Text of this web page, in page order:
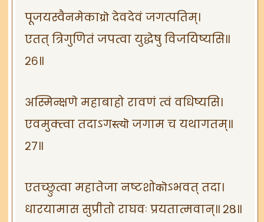
पूजयस्वैनमेकाग्रॊ देवदेवं जगत्पतिम्।
एतत् त्रिगुणितं जपत्वा युद्धेषु विजयिष्यसि॥
२६॥
अस्मिन्क्षणे महाबाहो रावणं त्वं वधिष्यसि।
एवमुक्त्वा तदाऽगस्त्यॊ जगाम च यथागतम्॥
२७॥
एतच्छ्रुत्वा महातेजा नष्टशोकॊऽभवत् तदा।
धारयामास सुप्रीतो राघवः प्रयतात्मवान्॥ २८॥